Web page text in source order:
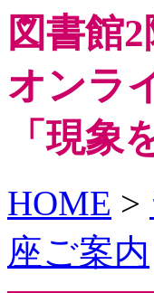
図書館
オンラ
「現象
HOME >
座ご案内